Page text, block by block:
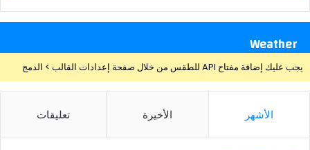
Weather
يجب عليك إضافة مفتاح API للطقس من خلال صفحة إعدادات القالب > الدمج
الأشهر الأخيرة تعليقات